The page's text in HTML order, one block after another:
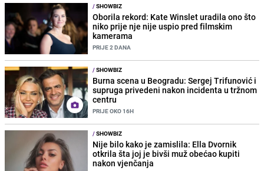
/SHOWBIZ
Oborila rekord: Kate Winslet uradila ono što
niko prije nje nije uspio pred filmskim
kamerama
PRIJE 2 DANA
/SHOWBIZ
Burna scena u Beogradu: Sergej Trifunović i
supruga privedeni nakon incidenta u tržnom
centru
PRIJE OKO 16H
/SHOWBIZ
Nije bilo kako je zamislila: Ella Dvornik
otkrila šta joj je bivši muž obećao kupiti
nakon vjenčanja